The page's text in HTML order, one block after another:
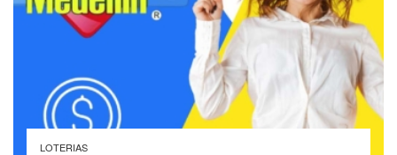
LOTERIAS